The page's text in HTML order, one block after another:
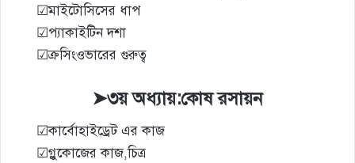
☑মাইটোসিসের ধাপ
☑প্যাকাইটিন দশা
☑ক্রসিংওভারের গুরুত্ব
➤৩য় অধ্যায়:কোষ রসায়ন
☑কার্বোহাইড্রেট এর কাজ
☑গ্লুকোজের কাজ,চিত্র